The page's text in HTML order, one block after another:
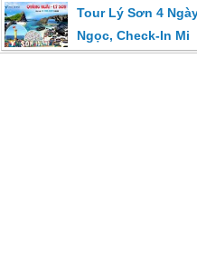
Tour Lý Sơn 4
Ngọc, Check-In